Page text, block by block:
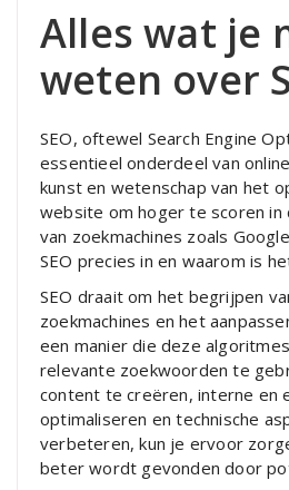
Alles wat je
weten over
SEO, oftewel Search Engine
essentieel onderdeel van
kunst en wetenschap van het
website om hoger te scoren in
van zoekmachines zoals
SEO precies in en waarom is
SEO draait om het begrijpen
zoekmachines en het
een manier die deze
relevante zoekwoorden te
content te creëren, interne en
optimaliseren en technische
verbeteren, kun je ervoor
beter wordt gevonden door